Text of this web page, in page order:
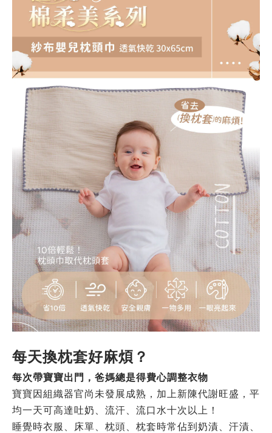
每天換枕套好麻煩？
每次帶寶寶出門，爸媽總是得費心調整衣物
寶寶因組織器官尚未發展成熟，加上新陳代謝旺盛，平
均一天可高達吐奶、流汗、流口水十次以上！
睡覺時衣服、床單、枕頭、枕套時常佔到奶漬、汗漬、